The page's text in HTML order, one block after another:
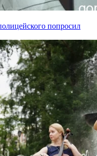
попросил